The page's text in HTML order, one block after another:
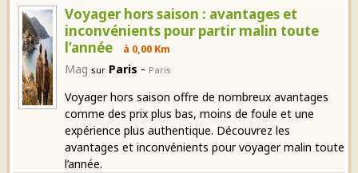
Voyager hors saison : avantages et
inconvénients pour partir malin toute
l’année
à 0,00 Km
Mag sur Paris - Paris
Voyager hors saison offre de nombreux avantages
comme des prix plus bas, moins de foule et une
expérience plus authentique. Découvrez les
avantages et inconvénients pour voyager malin toute
l’année.